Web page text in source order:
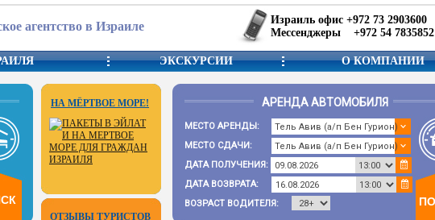
агентство в Израиле
Израиль офис +972 73 2903600
Мессенджеры +972 54 7835852
ЭКСКУРСИИ О КОМПАНИИ
НА МЁРТВОЕ МОРЕ!
ОТЗЫВЫ ТУРИСТОВ
АРЕНДА АВТОМОБИЛЯ
МЕСТО АРЕНДЫ:
МЕСТО СДАЧИ:
ДАТА ПОЛУЧЕНИЯ:
ДАТА ВОЗВРАТА:
ВОЗРАСТ ВОДИТЕЛЯ: